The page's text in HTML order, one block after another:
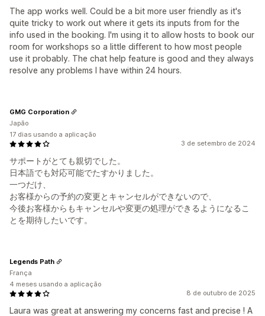
The app works well. Could be a bit more user friendly as it's
quite tricky to work out where it gets its inputs from for the
info used in the booking. I'm using it to allow hosts to book our
room for workshops so a little different to how most people
use it probably. The chat help feature is good and they always
resolve any problems I have within 24 hours.
3 de setembro de 2024
サポートがとても親切でした。
日本語でも対応可能でたすかりました。
一つだけ、
お客様からの予約の変更とキャンセルができないので、
今後お客様からもキャンセルや変更の処理ができるようになるこ
とを期待したいです。
GMG Corporation
Japão
17 dias usando a aplicação
8 de outubro de 2025
Laura was great at answering my concerns fast and precise ! A
Legends Path
França
4 meses usando a aplicação